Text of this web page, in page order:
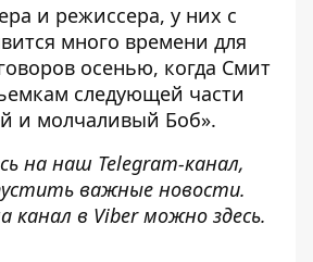
и режиссера, у них с
много времени для
осенью, когда Смит
следующей части
и молчаливый Боб».
на наш Telegram-канал,
важные новости.
канал в Viber можно здесь.